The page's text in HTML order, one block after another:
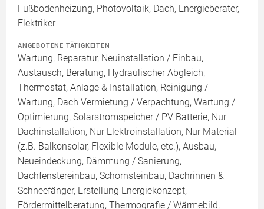
Fußbodenheizung, Photovoltaik, Dach, Energieberater,
Elektriker
ANGEBOTENE TÄTIGKEITEN
Wartung, Reparatur, Neuinstallation / Einbau,
Austausch, Beratung, Hydraulischer Abgleich,
Thermostat, Anlage & Installation, Reinigung /
Wartung, Dach Vermietung / Verpachtung, Wartung /
Optimierung, Solarstromspeicher / PV Batterie, Nur
Dachinstallation, Nur Elektroinstallation, Nur Material
(z.B. Balkonsolar, Flexible Module, etc.), Ausbau,
Neueindeckung, Dämmung / Sanierung,
Dachfenstereinbau, Schornsteinbau, Dachrinnen &
Schneefänger, Erstellung Energiekonzept,
Fördermittelberatung, Thermografie / Wärmebild,